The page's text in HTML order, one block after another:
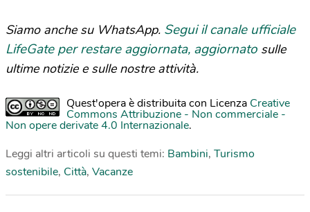
Siamo anche su WhatsApp. Segui il canale ufficiale
LifeGate per restare aggiornata, aggiornato sulle
ultime notizie e sulle nostre attività.
Quest'opera è distribuita con Licenza Creative
Commons Attribuzione - Non commerciale -
Non opere derivate 4.0 Internazionale.
Leggi altri articoli su questi temi: Bambini, Turismo
sostenibile, Città, Vacanze